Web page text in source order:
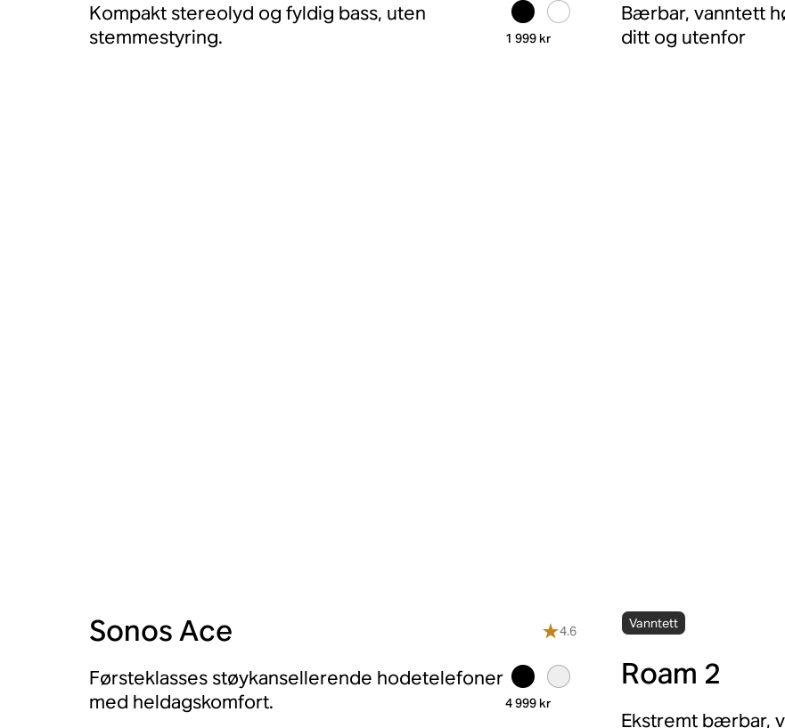
Kompakt stereolyd og fyldig bass, uten
stemmestyring.
1 999 kr
Bærbar, vanntett
ditt og utenfor
Sonos Ace 4.6
Førsteklasses støykansellerende hodetelefoner
med heldagskomfort.
4 999 kr
Vanntett
Roam 2
Ekstremt bærbar,